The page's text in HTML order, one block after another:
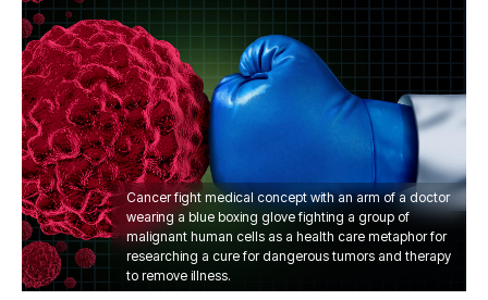
Cancer fight medical concept with an arm of a doctor
wearing a blue boxing glove fighting a group of
malignant human cells as a health care metaphor for
researching a cure for dangerous tumors and therapy
to remove illness.